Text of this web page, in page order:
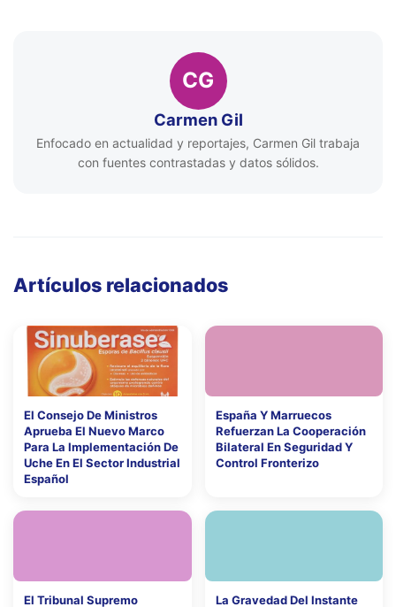
CG
Carmen Gil
Enfocado en actualidad y reportajes, Carmen Gil trabaja
con fuentes contrastadas y datos sólidos.
Artículos relacionados
El Consejo De Ministros
Aprueba El Nuevo Marco
Para La Implementación De
Uche En El Sector Industrial
Español
España Y Marruecos
Refuerzan La Cooperación
Bilateral En Seguridad Y
Control Fronterizo
El Tribunal Supremo La Gravedad Del Instante